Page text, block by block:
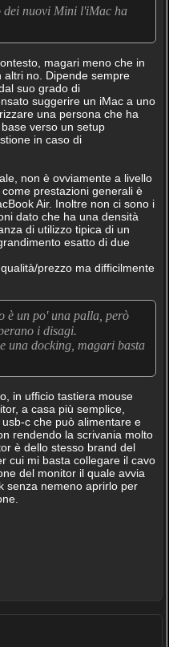
dei nuovi Mini l'iMac ha
magari meno che in
altri no. Dipende sempre
suo grado di
suggerire un iMac a uno
una persona che ha
verso un setup
in caso di
non è ovviamente a livello
prestazioni generali è
Air. Inoltre non ci sono i
dato che ha una densità
di utilizzo tipica di un
esatto di due
prezzo ma difficilmente
è un po' una palla, però
i disagi.
una docking, magari basta
in ufficio tastiera mouse
a casa più semplice,
c che può alimentare e
rendendo la scrivania molto
è dello stesso brand del
cui mi basta collegare il cavo
del monitor il quale avvia
senza nemeno aprirlo per